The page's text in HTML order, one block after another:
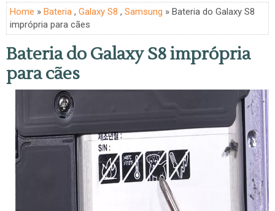
Home » Bateria , Galaxy S8 , Samsung » Bateria do Galaxy S8
imprópria para cães
Bateria do Galaxy S8 imprópria
para cães